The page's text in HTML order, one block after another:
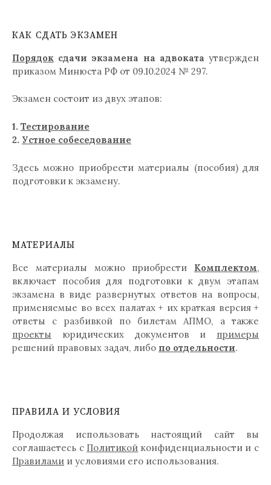
КАК СДАТЬ ЭКЗАМЕН
Порядок сдачи экзамена на адвоката утвержден
приказом Минюста РФ от 09.10.2024 № 297.
Экзамен состоит из двух этапов:
1. Тестирование
2. Устное собеседование
Здесь можно приобрести материалы (пособия) для
подготовки к экзамену.
МАТЕРИАЛЫ
Все материалы можно приобрести Комплектом,
включает пособия для подготовки к двум этапам
экзамена в виде развернутых ответов на вопросы,
применяемые во всех палатах + их краткая версия +
ответы с разбивкой по билетам АПМО, а также
проекты юридических документов и примеры
решений правовых задач, либо по отдельности.
ПРАВИЛА И УСЛОВИЯ
Продолжая использовать настоящий сайт вы
соглашаетесь с Политикой конфиденциальности и с
Правилами и условиями его использования.